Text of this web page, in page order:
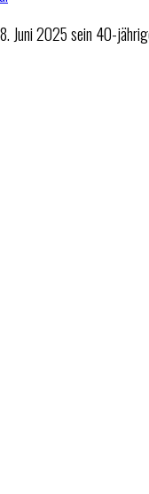
Juni 2025 sein 40-